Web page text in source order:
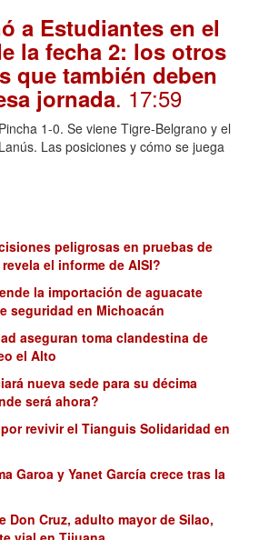
a Estudiantes en el
la fecha 2: los otros
que también deben
jornada. 17:59
1-0. Se viene Tigre-Belgrano y el
Las posiciones y cómo se juega
peligrosas en pruebas de
el informe de AISI?
la importación de aguacate
seguridad en Michoacán
aseguran toma clandestina de
el Alto
nueva sede para su décima
será ahora?
revivir el Tianguis Solidaridad en
Garoa y Yanet García crece tras la
Don Cruz, adulto mayor de Silao,